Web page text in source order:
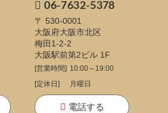
06-7632-5378
〒 530-0001
大阪府大阪市北区
梅田1-2-2
大阪駅前第2ビル 1F
[営業時間] 10:00～19:00
[定休日]
月曜日
電話する